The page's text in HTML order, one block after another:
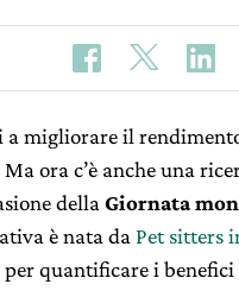
a migliorare il
ora c’è anche una
della Giornata
è nata da Pet sitters
quantificare i benefici